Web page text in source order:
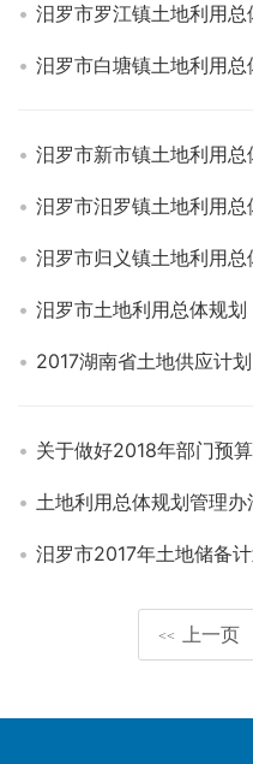
2017湖南省土地供应计划
关于做好2018年部门预
土地利用总体规划管理办
汨罗市2017年土地储备
<< 上一页